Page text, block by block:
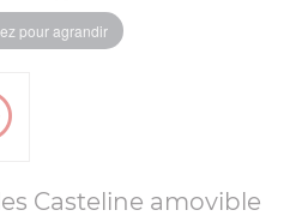
pour agrandir
Casteline amovible